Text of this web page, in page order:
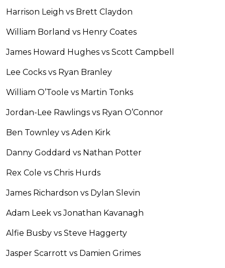
Harrison Leigh vs Brett Claydon
William Borland vs Henry Coates
James Howard Hughes vs Scott Campbell
Lee Cocks vs Ryan Branley
William O’Toole vs Martin Tonks
Jordan-Lee Rawlings vs Ryan O’Connor
Ben Townley vs Aden Kirk
Danny Goddard vs Nathan Potter
Rex Cole vs Chris Hurds
James Richardson vs Dylan Slevin
Adam Leek vs Jonathan Kavanagh
Alfie Busby vs Steve Haggerty
Jasper Scarrott vs Damien Grimes